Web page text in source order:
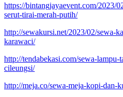
https://bintangjayaevent.com/2023/
serut-tirai-merah-putih/
http://sewakursi.net/2023/02/sewa-
karawaci/
http://tendabekasi.com/sewa-
cileungsi/
http://meja.co/sewa-meja-kopi-dan-